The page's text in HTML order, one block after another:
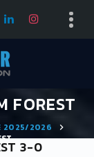
FOREST
2025/2026
3-0